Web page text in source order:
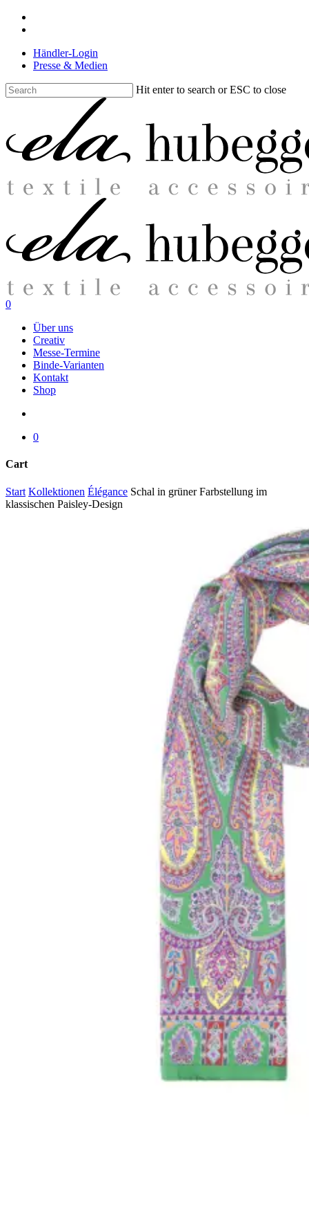
Skip
contentHändler-Login
Presse & Medien
Hit enter to search or ESC to close
search
0
Über uns
Creativ
Messe-Termine
Binde-Varianten
Kontakt
Shop
0
Cart
Close
Cart
Start Kollektionen Élégance Schal in grüner Farbstellung im
klassischen Paisley-Design